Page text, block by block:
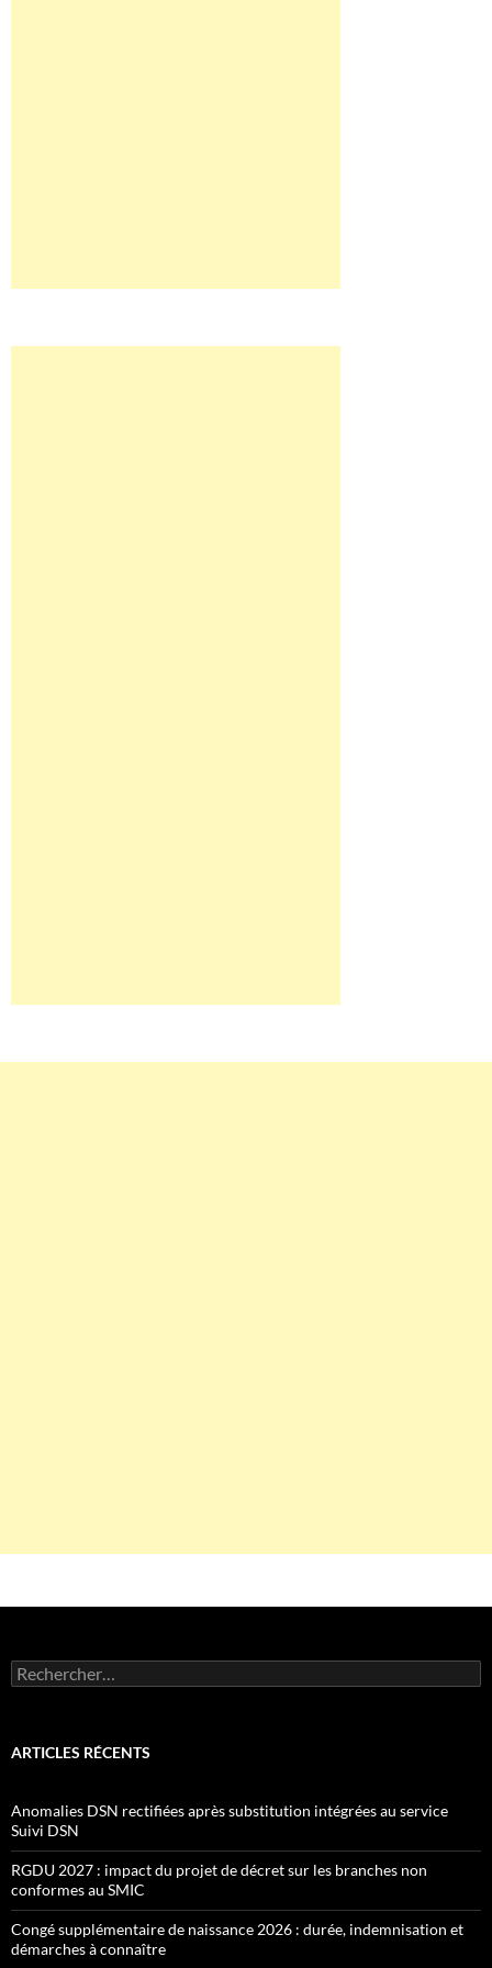
Rechercher :
ARTICLES RÉCENTS
Anomalies DSN rectifiées après substitution intégrées au service
Suivi DSN
RGDU 2027 : impact du projet de décret sur les branches non
conformes au SMIC
Congé supplémentaire de naissance 2026 : durée, indemnisation et
démarches à connaître